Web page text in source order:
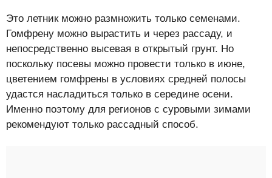
Это летник можно размножить только семенами.
Гомфрену можно вырастить и через рассаду, и
непосредственно высевая в открытый грунт. Но
поскольку посевы можно провести только в июне,
цветением гомфрены в условиях средней полосы
удастся насладиться только в середине осени.
Именно поэтому для регионов с суровыми зимами
рекомендуют только рассадный способ.